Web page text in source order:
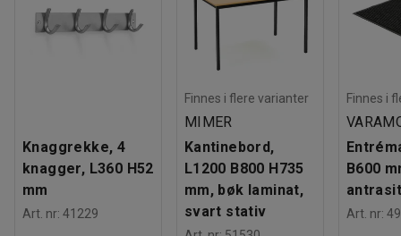
Maksbelastning: 110
Anbefalt antall personer til håndtering :
Knaggrekke, 4
knagger, L360 H52
mm
Art. nr: 41229
Finnes i flere varianter
MIMER
Kantinebord,
L1200 B800 H735
mm, bøk laminat,
svart stativ
Finnes i
B600
Art. nr: